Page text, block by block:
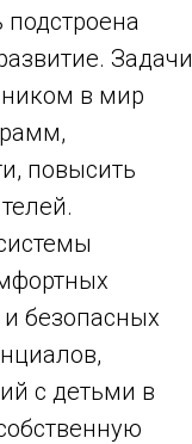
Задачи
в мир
повысить
безопасных
с детьми в